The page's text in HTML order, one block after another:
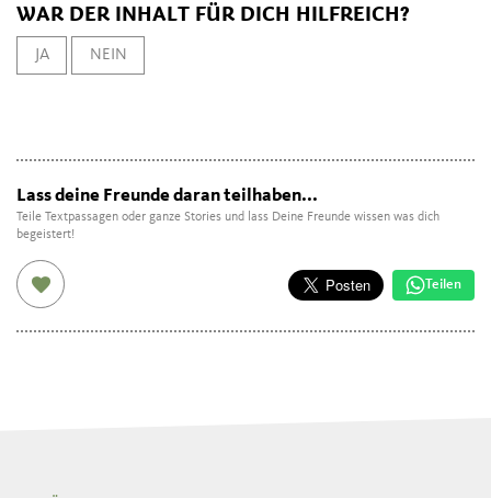
WAR DER INHALT FÜR DICH HILFREICH?
JA NEIN
Lass deine Freunde daran teilhaben...
Teile Textpassagen oder ganze Stories und lass Deine Freunde wissen was dich
begeistert!
Teilen